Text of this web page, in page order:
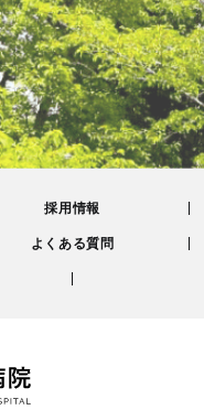
採用情報
よくある質問